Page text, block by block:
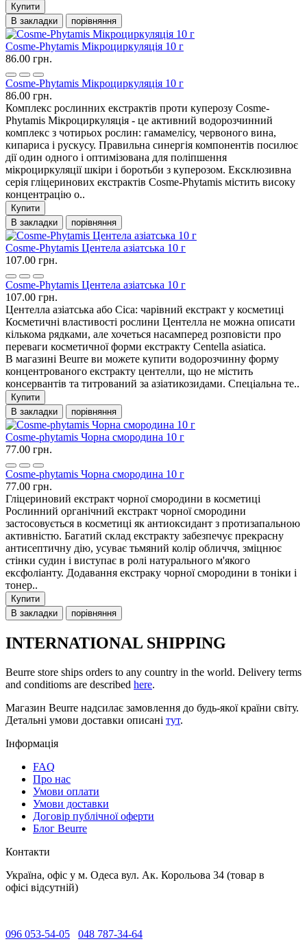
Купити
В закладки
порівняння
Cosme-Phytamis Мікроциркуляція 10 г
86.00 грн.
Cosme-Phytamis Мікроциркуляція 10 г
86.00 грн.
Комплекс рослинних екстрактів проти куперозу Cosme-
Phytamis Мікроциркуляція - це активний водорозчинний
комплекс з чотирьох рослин: гамамелісу, червоного вина,
кипариса і рускусу. Правильна синергія компонентів посилює
дії один одного і оптимізована для поліпшення
мікроциркуляції шкіри і боротьби з куперозом. Ексклюзивна
серія гліцеринових екстрактів Cosme-Phytamis містить високу
концентрацію о..
Купити
В закладки
порівняння
Cosme-Phytamis Центела азіатська 10 г
107.00 грн.
Cosme-Phytamis Центела азіатська 10 г
107.00 грн.
Центелла азіатська або Cica: чарівний екстракт у косметиці
Косметичні властивості рослини Центелла не можна описати
кількома рядками, але хочеться насамперед розповісти про
переваги косметичної форми екстракту Centella asiatica.
В магазині Beurre ви можете купити водорозчинну форму
концентрованого екстракту центелли, що не містить
консервантів та титрований за азіатикозидами. Спеціальна те..
Купити
В закладки
порівняння
Cosme-phytamis Чорна смородина 10 г
77.00 грн.
Cosme-phytamis Чорна смородина 10 г
77.00 грн.
Гліцериновий екстракт чорної смородини в косметиці
Рослинний органічний екстракт чорної смородини
застосовується в косметиці як антиоксидант з протизапальною
активністю. Багатий склад екстракту забезпечує прекрасну
антисептичну дію, усуває тьмяний колір обличчя, зміцнює
стінки судин і виступає в ролі натурального м'якого
ексфоліанту. Додавання екстраку чорної смородини в тоніки і
тонер..
Купити
В закладки
порівняння
INTERNATIONAL SHIPPING
Beurre store ships orders to any country in the world. Delivery terms
and conditioms are described here.
Магазин Beurre надсилає замовлення до будь-якої країни світу.
Детальні умови доставки описані тут.
Інформація
FAQ
Про нас
Умови оплати
Умови доставки
Договір публічної оферти
Блог Beurre
Контакти
Україна, офіс у м. Одеса вул. Ак. Корольова 34 (товар в
офісі відсутній)
096 053-54-05 048 787-34-64